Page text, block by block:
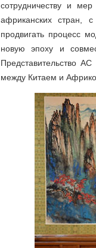
сотрудничеству и
африканских стран,
продвигать процесс
новую эпоху и
Представительство
между Китаем и